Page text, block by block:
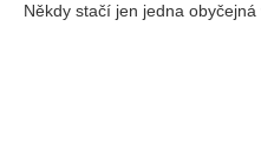
Někdy stačí jen jedna